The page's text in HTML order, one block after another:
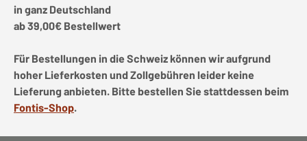
in ganz Deutschland
ab 39,00€ Bestellwert
Für Bestellungen in die Schweiz können wir aufgrund
hoher Lieferkosten und Zollgebühren leider keine
Lieferung anbieten. Bitte bestellen Sie stattdessen beim
Fontis-Shop.